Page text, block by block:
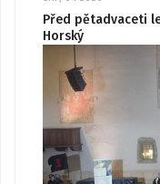
Před pětadvaceti
Horský